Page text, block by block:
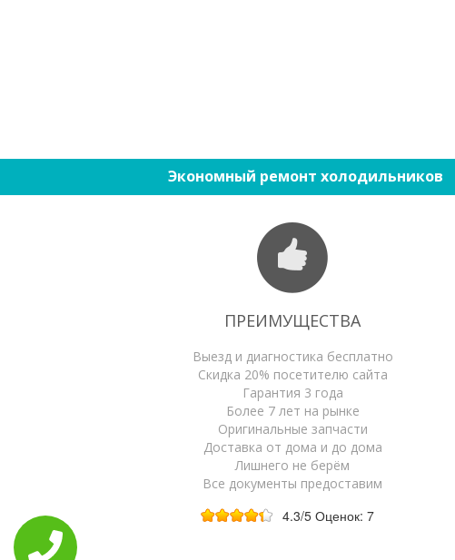
Экономный ремонт холодильников
ПРЕИМУЩЕСТВА
Выезд и диагностика бесплатно
Скидка 20% посетителю сайта
Гарантия 3 года
Более 7 лет на рынке
Оригинальные запчасти
Доставка от дома и до дома
Лишнего не берём
Все документы предоставим
4.3/5 Оценок: 7